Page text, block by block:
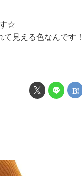
す☆
見える色なんです！